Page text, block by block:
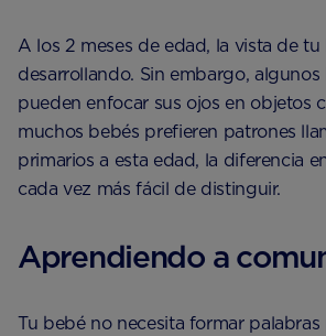
A los 2 meses de edad, la vista de tu
desarrollando. Sin embargo, algunos
pueden enfocar sus ojos en objetos
muchos bebés prefieren patrones
primarios a esta edad, la diferencia
cada vez más fácil de distinguir.
Aprendiendo a
Tu bebé no necesita formar palabras